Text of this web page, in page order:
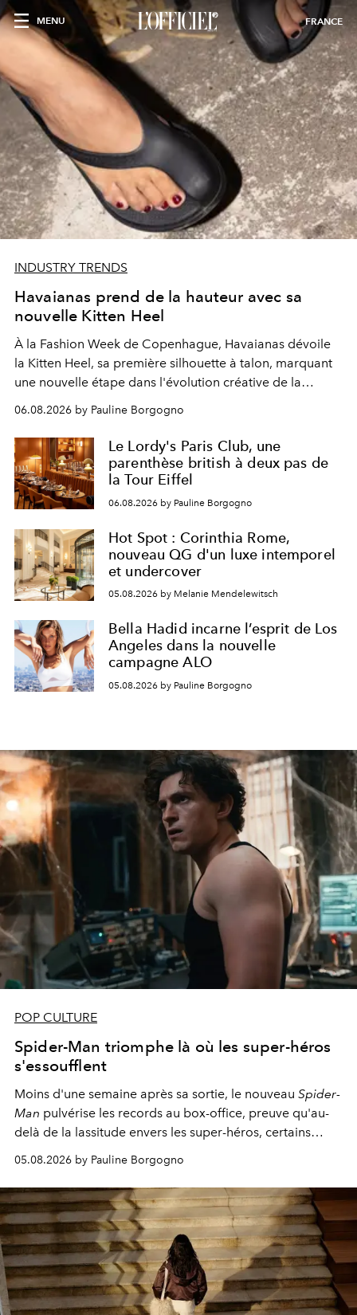
MENU FRANCE
INDUSTRY TRENDS
Havaianas prend de la hauteur avec sa
nouvelle Kitten Heel
À la Fashion Week de Copenhague, Havaianas dévoile
la Kitten Heel, sa première silhouette à talon, marquant
une nouvelle étape dans l'évolution créative de la
06.08.2026 by Pauline Borgogno
Le Lordy's Paris Club, une
parenthèse british à deux pas de
la Tour Eiffel
06.08.2026 by Pauline Borgogno
Hot Spot : Corinthia Rome,
nouveau QG d'un luxe intemporel
et undercover
05.08.2026 by Melanie Mendelewitsch
Bella Hadid incarne l’esprit de Los
Angeles dans la nouvelle
campagne ALO
05.08.2026 by Pauline Borgogno
POP CULTURE
Spider-Man triomphe là où les super-héros
s'essoufflent
Moins d'une semaine après sa sortie, le nouveau Spider-
Man pulvérise les records au box-office, preuve qu'au-
delà de la lassitude envers les super-héros, certains
05.08.2026 by Pauline Borgogno